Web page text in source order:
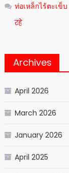
ท่อเหล็กไร้ตะเข็บ
रहे
Archives
April 2026
March 2026
January 2026
April 2025